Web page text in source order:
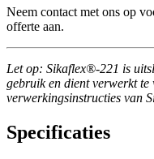
Neem contact met ons op
offerte aan.
Let op: Sikaflex®-221 is
gebruik en dient verwerkt te
verwerkingsinstructies van
Specificaties